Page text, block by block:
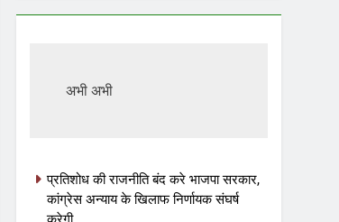
अभी अभी
पर्यटन क्विज प्रतियोगिता में 117 विद्यालयों की
सहभागिता, डीडी नगर मॉडल विद्यालय रहा